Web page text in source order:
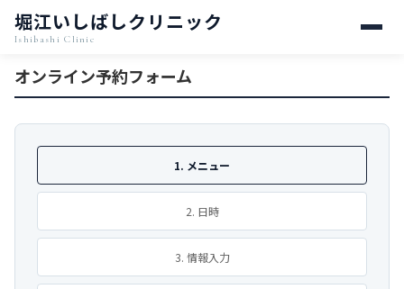
堀江いしばしクリニック
Ishibashi Clinic
オンライン予約フォーム
1. メニュー
2. 日時
3. 情報入力